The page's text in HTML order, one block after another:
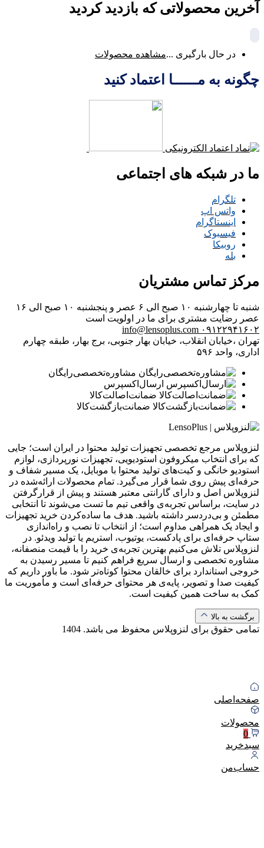
آخرین محصولاتی که بازدید کردید
در حال بارگیری ...مشاهده محصولات
چگونه به مــــــا اعتماد کنید
ما در شبکه های اجتماعی
تلگرام
واتس اپ
اینستاگرام
فیسبوک
روبیکا
بله
مرکز تماس مشتریان
شنبه تا چهارشنبه ۱۰ صبح الی ۶ عصر و پنجشنبه ۱۰ صبح الی ۱۶
عصر رضایت مشتری برای ما در اولویت است
۰۹۱۲۲۹۴۱۶۰۲ info@lensoplus.com
تهران ،خیابان انقلاب، خیابان بهار جنوبی، برج بهار، طبقه چهارم
اداری، واحد ۵۹۶
مشاوره‌تخصصی‌رایگان
ارسال‌اکسپرس
ضمانت‌اصالت‌کالا
ضمانت‌بازگشت‌کالا
لنزوپلاس مرجع تخصصی تجهیزات تولید محتوا در ایران است؛ جایی
که برای انتخاب میکروفون استودیویی، تجهیزات نورپردازی، لوازم
استودیو خانگی و کیت‌های تولید محتوا با موبایل، یک مسیر شفاف و
حرفه‌ای پیش روی شما قرار می‌گیرد. تمام محصولات ارائه‌شده در
لنزوپلاس اصل و دارای گارانتی معتبر هستند و پیش از قرارگرفتن
در سایت، براساس تجربه‌ی واقعی تیم ما تست می‌شوند تا انتخابی
مطمئن و بی‌دردسر داشته باشید. هدف ما ساده‌کردن خرید تجهیزات
و ایجاد یک همراهی مداوم است؛ از انتخاب تا نصب و راه‌اندازی
ستاپ حرفه‌ای برای پادکست، یوتیوب، استریم یا تولید ویدئو. در
لنزوپلاس تلاش می‌کنیم بهترین تجربه‌ی خرید را با قیمت منصفانه،
مشاوره تخصصی و ارسال سریع فراهم کنیم تا مسیر رسیدن به
خروجی استاندارد برای خالقان محتوا کوتاه‌تر شود. ما باور داریم که
کیفیت صدا و تصویر، پایه‌ی هر محتوای حرفه‌ای است و مأموریت ما
کمک به ساخت همین کیفیت است.
برگشت به بالا
تمامی حقوق برای لنزوپلاس محفوظ می باشد. 1404
صفحه‌اصلی
محصولات
0
سبد‌خرید
حساب‌من